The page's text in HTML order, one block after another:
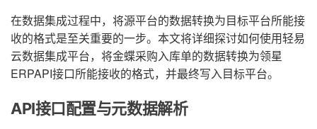
在数据集成过程中，将源平台的数据转换为目标平台所能接
收的格式是至关重要的一步。本文将详细探讨如何使用轻易
云数据集成平台，将金蝶采购入库单的数据转换为领星
ERPAPI接口所能接收的格式，并最终写入目标平台。
API接口配置与元数据解析